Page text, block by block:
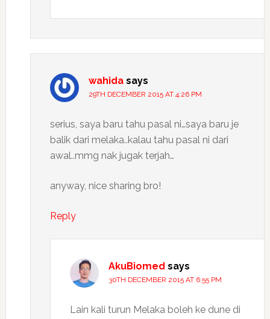
wahida says
29TH DECEMBER 2015 AT 4:26 PM
serius, saya baru tahu pasal ni…saya baru je
balik dari melaka..kalau tahu pasal ni dari
awal..mmg nak jugak terjah…
anyway, nice sharing bro!
Reply
AkuBiomed says
30TH DECEMBER 2015 AT 6:55 PM
Lain kali turun Melaka boleh ke dune di